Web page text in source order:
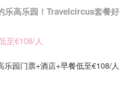
乐高乐园！Travelcircus套餐好
至€108/人
乐园门票+酒店+早餐低至€108/人